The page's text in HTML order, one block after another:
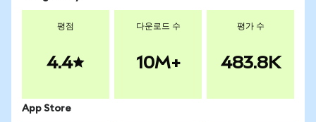
평점
4.4
다운로드 수
10M+
평가 수
483.8K
App Store